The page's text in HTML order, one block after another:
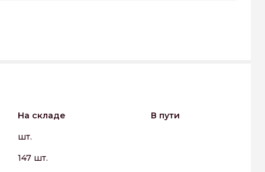
На складе
В пути
шт.
147 шт.